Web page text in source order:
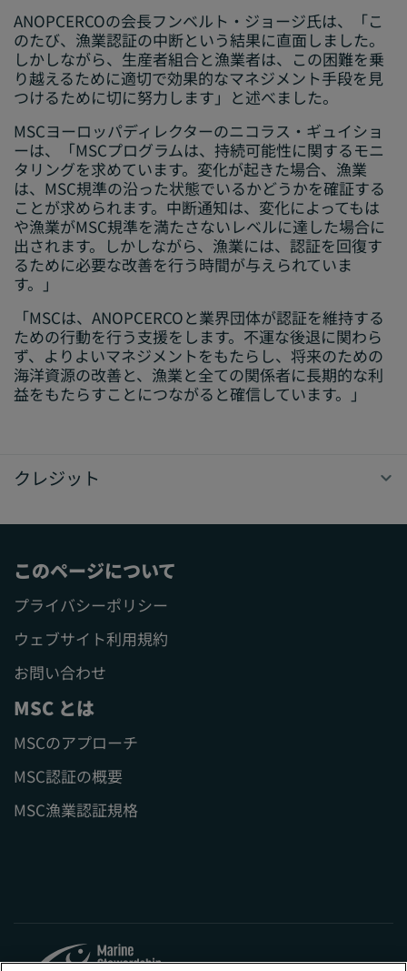
ANOPCERCOの会長フンベルト・ジョージ氏は、「こ
のたび、漁業認証の中断という結果に直面しました。
しかしながら、生産者組合と漁業者は、この困難を乗
り越えるために適切で効果的なマネジメント手段を見
つけるために切に努力します」と述べました。
MSCヨーロッパディレクターのニコラス・ギュイショ
ーは、「MSCプログラムは、持続可能性に関するモニ
タリングを求めています。変化が起きた場合、漁業
は、MSC規準の沿った状態でいるかどうかを確証する
ことが求められます。中断通知は、変化によってもは
や漁業がMSC規準を満たさないレベルに達した場合に
出されます。しかしながら、漁業には、認証を回復す
るために必要な改善を行う時間が与えられていま
す。」
「MSCは、ANOPCERCOと業界団体が認証を維持する
ための行動を行う支援をします。不運な後退に関わら
ず、よりよいマネジメントをもたらし、将来のための
海洋資源の改善と、漁業と全ての関係者に長期的な利
益をもたらすことにつながると確信しています。」
クレジット
このページについて
プライバシーポリシー
ウェブサイト利用規約
お問い合わせ
MSC とは
MSCのアプローチ
MSC認証の概要
MSC漁業認証規格